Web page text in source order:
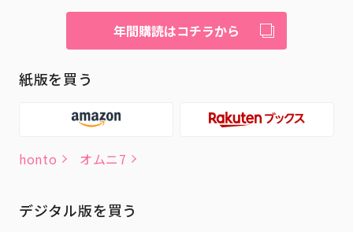
年間購読はコチラから
紙版を買う
honto オムニ7
デジタル版を買う